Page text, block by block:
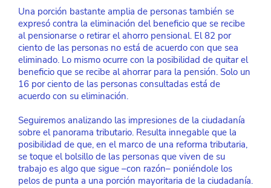
Una porción bastante amplia de personas también se
expresó contra la eliminación del beneficio que se recibe
al pensionarse o retirar el ahorro pensional. El 82 por
ciento de las personas no está de acuerdo con que sea
eliminado. Lo mismo ocurre con la posibilidad de quitar el
beneficio que se recibe al ahorrar para la pensión. Solo un
16 por ciento de las personas consultadas está de
acuerdo con su eliminación.
Seguiremos analizando las impresiones de la ciudadanía
sobre el panorama tributario. Resulta innegable que la
posibilidad de que, en el marco de una reforma tributaria,
se toque el bolsillo de las personas que viven de su
trabajo es algo que sigue –con razón– poniéndole los
pelos de punta a una porción mayoritaria de la ciudadanía.